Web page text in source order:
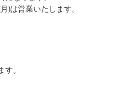
)は営業いたします。
す。